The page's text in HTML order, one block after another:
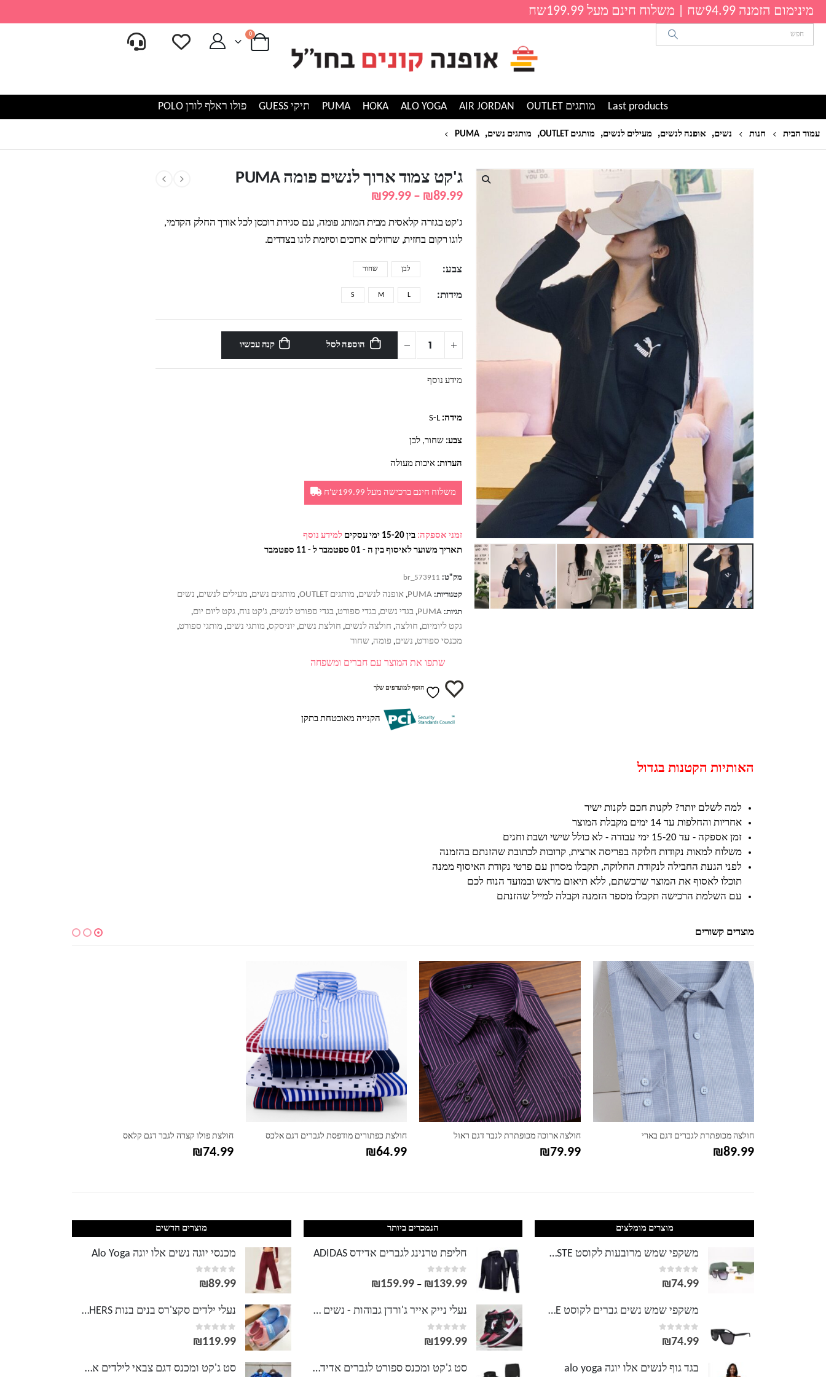
מינימום הזמנה 94.99שח | משלוח חינם מעל 199.99שח
0
Last products מותגים OUTLET AIR JORDAN
ALO YOGA
HOKA
PUMA תיקי GUESS פולו ראלף לורן POLO
עמוד הבית חנות נשים, אופנה לנשים, מעילים לנשים, מותגים OUTLET , מותגים נשים,
PUMA
ג'קט צמוד ארוך לנשים פומה PUMA
₪89.99
–
₪99.99
⁦₪89.99⁩
עד
ג'קט בגזרה קלאסית מבית המותג פומה, עם סגירת רוכסן לכל אורך החלק הקדמי,
לוגו רקום בחזית, שרוולים ארוכים וסיומת לוגו בצדדים.
צבע לבן שחור
מידות L
M
S
הוספה לסל קנה עכשיו
מידע נוסף
מידה: S-L
צבע: שחור, לבן
הערות: איכות מעולה
משלוח חינם ברכישה מעל 199.99ש'ח
זמני אספקה: בין 15-20 ימי עסקים
למידע נוסף
תאריך משוער לאיסוף בין ה - 01 ספטמבר ל - 11 ספטמבר
מק"ט: br_573911
קטגוריות: PUMA
, אופנה לנשים, מותגים OUTLET , מותגים נשים, מעילים לנשים, נשים
תגיות: PUMA
, בגדי נשים, בגדי ספורט, בגדי ספורט לנשים, ג'קט נוח, גקט ליום יום,
גקט ליומיום, חולצה, חולצה לנשים, חולצת נשים, יוניסקס, מותגי נשים, מותגי ספורט,
מכנסי ספורט, נשים, פומה, שחור
שתפו את המוצר עם חברים ומשפחה
הוסף למועדפים שלך
הקנייה מאובטחת בתקן
האותיות הקטנות בגדול
למה לשלם יותר? לקנות חכם לקנות ישיר
אחריות והחלפות עד 14 ימים מקבלת המוצר
זמן אספקה - עד 15-20 ימי עבודה - לא כולל שישי ושבת וחגים
משלוח למאות נקודות חלוקה בפריסה ארצית, קרובות לכתובת שהזנתם בהזמנה
לפני הגעת החבילה לנקודת החלוקה, תקבלו מסרון עם פרטי נקודת האיסוף ממנה
תוכלו לאסוף את המוצר שרכשתם, ללא תיאום מראש ובמועד הנוח לכם
עם השלמת הרכישה תקבלו מספר הזמנה וקבלה למייל שהזנתם
מוצרים קשורים
חולצה מכופתרת לגברים דגם בארי
₪89.99
למוצר זה יש מספר סוגים. ניתן לבחור את האפשרויות בעמוד המוצר
חולצה ארוכה מכופתרת לגבר דגם ראול
₪79.99
למוצר זה יש מספר סוגים. ניתן לבחור את האפשרויות בעמוד המוצר
חולצת כפתורים מודפסת לגברים דגם אלכס
₪64.99
חולצת פולו קצרה לגבר דגם קלאס
₪74.99
מוצרים מומלצים
משקפי שמש מרובעות לקוסט LACOSTE
0
out of 5
₪74.99
משקפי שמש נשים גברים לקוסט LACOSTE
0
out of 5
₪74.99
בגד גוף לנשים אלו יוגה alo yoga
הנמכרים ביותר
חליפת טרנינג לגברים אדידס ADIDAS
0
out of 5
₪139.99
–
₪159.99
טווח
נעלי נייק אייר ג'ורדן גבוהות - נשים גברים NIKE AIR JORDAN
0
out of 5
₪199.99
סט ג'קט ומכנס ספורט לגברים אדידס ADIDAS
מוצרים חדשים
מכנסי יוגה נשים אלו יוגה Alo Yoga
0
out of 5
₪89.99
נעלי ילדים סקצ'רס בנים בנות SKECHERS נעלי ילדים ללא קשירה
0
out of 5
₪119.99
סט ג'קט ומכנס דגם צבאי לילדים אדידס Adidas